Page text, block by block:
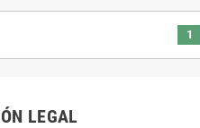
1
LEGAL